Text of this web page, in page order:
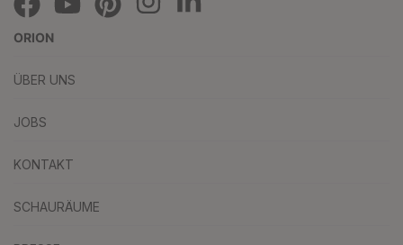
ORION
ÜBER UNS
JOBS
KONTAKT
SCHAURÄUME